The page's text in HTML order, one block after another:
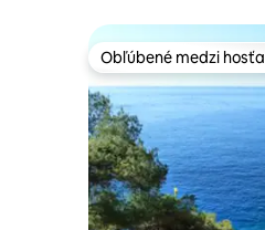
Obľúbené medzi
Obľúbené medzi